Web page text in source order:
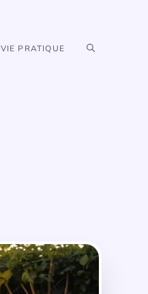
VIE PRATIQUE